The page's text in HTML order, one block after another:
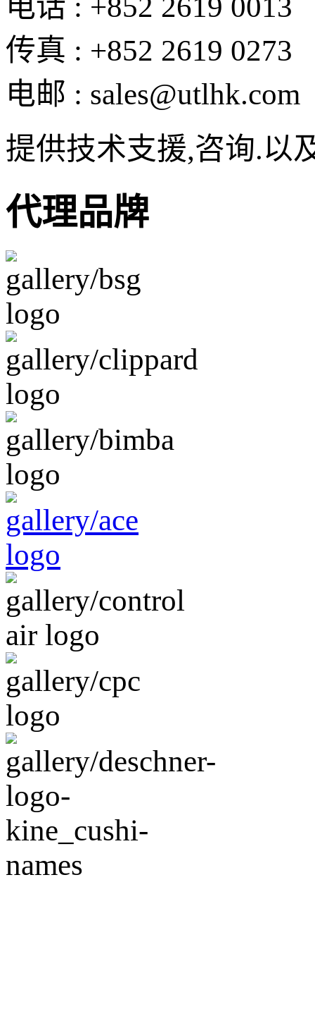
电话 : +852 2619 0013
传真 : +852 2619 0273
电邮 : sales@utlhk.com
提供技术支援,咨询.以
代理品牌